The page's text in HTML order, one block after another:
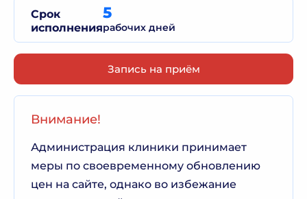
Срок
исполнения
5
рабочих дней
Запись на приём
Внимание!
Администрация клиники принимает
меры по своевременному обновлению
цен на сайте, однако во избежание